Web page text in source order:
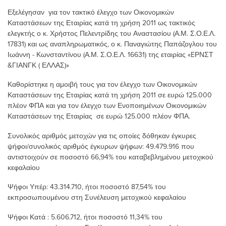
Εξελέγησαν για τον τακτικό έλεγχο των Οικονομικών
Καταστάσεων της Εταιρίας κατά τη χρήση 2011 ως τακτικός
ελεγκτής ο κ. Χρήστος Πελεντρίδης του Αναστασίου (Α.Μ. Σ.Ο.Ε.Λ.
17831) και ως αναπληρωματικός, ο κ. Παναγιώτης Παπάζογλου του
Ιωάννη - Κωνσταντίνου (Α.Μ. Σ.Ο.Ε.Λ. 16631) της εταιρίας «EΡΝΣΤ
&ΓΙΑΝΓΚ ( ΕΛΛΑΣ)»
Καθορίστηκε η αμοιβή τους για τον έλεγχο των Οικονομικών
Καταστάσεων της Εταιρίας κατά τη χρήση 2011 σε ευρώ 125.000
πλέον ΦΠΑ και για τον έλεγχο των Ενοποιημένων Οικονομικών
Καταστάσεων της Εταιρίας σε ευρώ 125.000 πλέον ΦΠΑ.
Συνολικός αριθμός μετοχών για τις οποίες δόθηκαν έγκυρες
ψήφοι/συνολικός αριθμός έγκυρων ψήφων: 49.479.916 που
αντιστοιχούν σε ποσοστό 66,94% του καταβεβλημένου μετοχικού
κεφαλαίου
Ψήφoι Υπέρ: 43.314.710, ήτοι ποσοστό 87,54% του
εκπροσωπουμένου στη Συνέλευση μετοχικού κεφαλαίου
Ψήφοι Κατά : 5.606.712, ήτοι ποσοστό 11,34% του